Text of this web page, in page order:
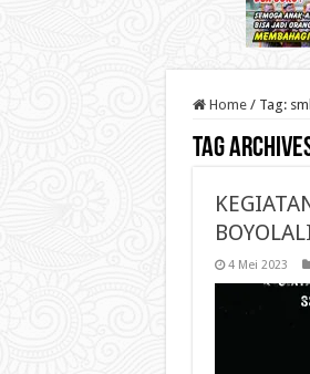
Home / Tag:
Tag
4 Mei 2023